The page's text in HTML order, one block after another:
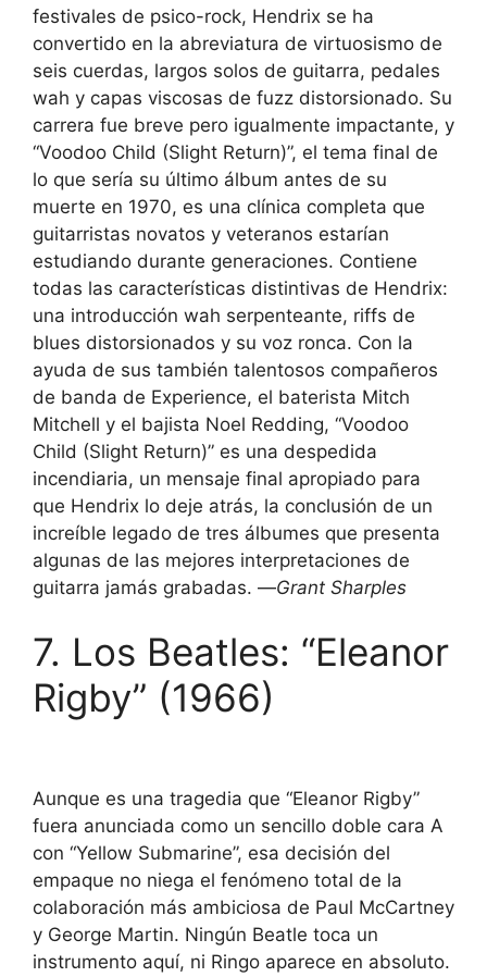
festivales de psico-rock, Hendrix se ha
convertido en la abreviatura de virtuosismo de
seis cuerdas, largos solos de guitarra, pedales
wah y capas viscosas de fuzz distorsionado. Su
carrera fue breve pero igualmente impactante, y
“Voodoo Child (Slight Return)”, el tema final de
lo que sería su último álbum antes de su
muerte en 1970, es una clínica completa que
guitarristas novatos y veteranos estarían
estudiando durante generaciones. Contiene
todas las características distintivas de Hendrix:
una introducción wah serpenteante, riffs de
blues distorsionados y su voz ronca. Con la
ayuda de sus también talentosos compañeros
de banda de Experience, el baterista Mitch
Mitchell y el bajista Noel Redding, “Voodoo
Child (Slight Return)” es una despedida
incendiaria, un mensaje final apropiado para
que Hendrix lo deje atrás, la conclusión de un
increíble legado de tres álbumes que presenta
algunas de las mejores interpretaciones de
guitarra jamás grabadas. —Grant Sharples
7. Los Beatles: “Eleanor
Rigby” (1966)
Aunque es una tragedia que “Eleanor Rigby”
fuera anunciada como un sencillo doble cara A
con “Yellow Submarine”, esa decisión del
empaque no niega el fenómeno total de la
colaboración más ambiciosa de Paul McCartney
y George Martin. Ningún Beatle toca un
instrumento aquí, ni Ringo aparece en absoluto.